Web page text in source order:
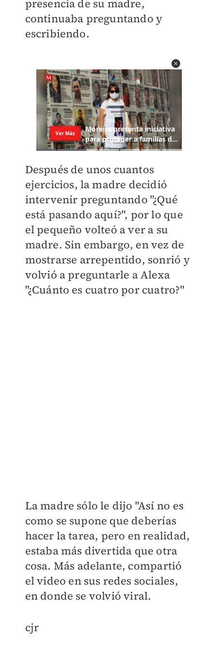
presencia de su madre,
continuaba preguntando y
escribiendo.
Después de unos cuantos
ejercicios, la madre decidió
intervenir preguntando "¿Qué
está pasando aquí?", por lo que
el pequeño volteó a ver a su
madre. Sin embargo, en vez de
mostrarse arrepentido, sonrió y
volvió a preguntarle a Alexa
"¿Cuánto es cuatro por cuatro?"
La madre sólo le dijo "Así no es
como se supone que deberías
hacer la tarea, pero en realidad,
estaba más divertida que otra
cosa. Más adelante, compartió
el video en sus redes sociales,
en donde se volvió viral.
cjr ​